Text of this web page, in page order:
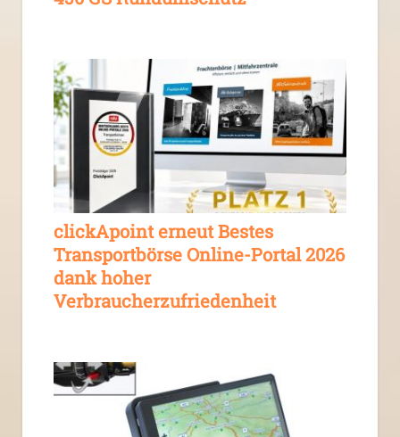
clickApoint erneut Bestes
Transportbörse Online-Portal 2026
dank hoher
Verbraucherzufriedenheit